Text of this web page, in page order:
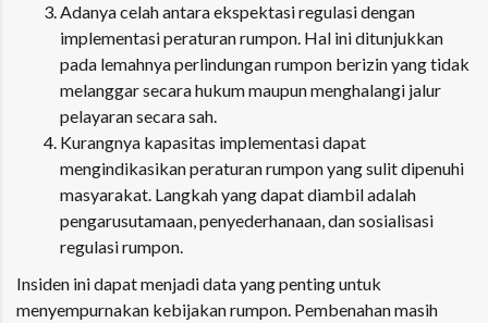
Adanya celah antara ekspektasi regulasi dengan
implementasi peraturan rumpon. Hal ini ditunjukkan
pada lemahnya perlindungan rumpon berizin yang tidak
melanggar secara hukum maupun menghalangi jalur
pelayaran secara sah.
Kurangnya kapasitas implementasi dapat
mengindikasikan peraturan rumpon yang sulit dipenuhi
masyarakat. Langkah yang dapat diambil adalah
pengarusutamaan, penyederhanaan, dan sosialisasi
regulasi rumpon.
Insiden ini dapat menjadi data yang penting untuk
menyempurnakan kebijakan rumpon. Pembenahan masih